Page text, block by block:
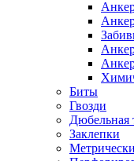
Биты
Гвозди
Дюбельная
Заклепки